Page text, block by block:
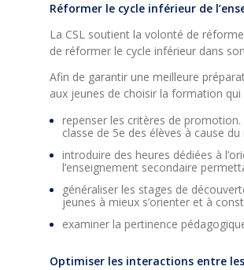
Réformer le cycle inférieur de
La CSL soutient la volonté de
de réformer le cycle inférieur dans
Afin de garantir une meilleure
aux jeunes de choisir la formation
repenser les critères de
classe de 5e des élèves à cause
introduire des heures dédiées à
l’enseignement secondaire
généraliser les stages de
jeunes à mieux s’orienter et à
examiner la pertinence
Optimiser les interactions entre